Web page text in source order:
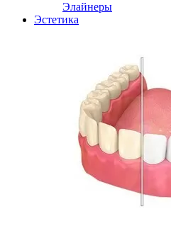
Элайнеры
Эстетика